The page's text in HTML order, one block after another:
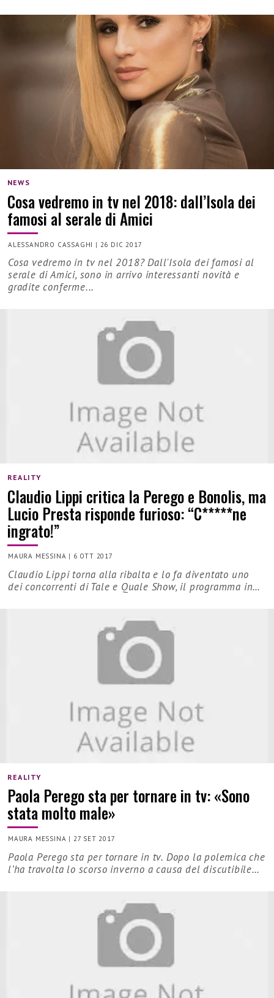
NEWS
Cosa vedremo in tv nel 2018: dall’Isola dei
famosi al serale di Amici
ALESSANDRO CASSAGHI | 26 DIC 2017
Cosa vedremo in tv nel 2018? Dall'Isola dei famosi al
serale di Amici, sono in arrivo interessanti novità e
gradite conferme...
REALITY
Claudio Lippi critica la Perego e Bonolis, ma
Lucio Presta risponde furioso: “C*****ne
ingrato!”
MAURA MESSINA | 6 OTT 2017
Claudio Lippi torna alla ribalta e lo fa diventato uno
dei concorrenti di Tale e Quale Show, il programma in…
REALITY
Paola Perego sta per tornare in tv: «Sono
stata molto male»
MAURA MESSINA | 27 SET 2017
Paola Perego sta per tornare in tv. Dopo la polemica che
l’ha travolta lo scorso inverno a causa del discutibile…